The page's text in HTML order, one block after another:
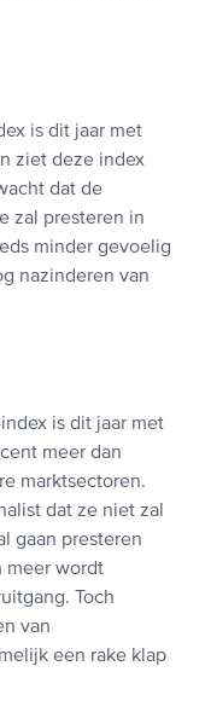
is dit jaar met
ziet deze index
dat de
zal presteren in
minder gevoelig
nazinderen van
is dit jaar met
meer dan
marktsectoren.
dat ze niet zal
gaan presteren
meer wordt
Toch
van
een rake klap